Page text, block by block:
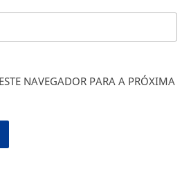
NAVEGADOR PARA A PRÓXIMA